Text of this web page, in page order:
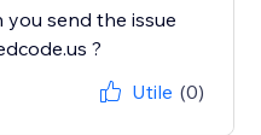
you send the issue
?
Utile (0)